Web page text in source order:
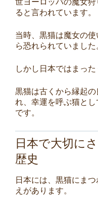
ると言われています。
当時、黒猫は魔女の
ら恐れられていました
しかし日本ではまった
黒猫は古くから縁起
れ、幸運を呼ぶ猫と
です。
日本で大切に
歴史
日本には、黒猫にま
えがあります。